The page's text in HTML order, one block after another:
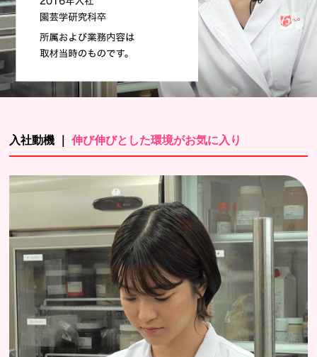
入社動機 ｜伸び伸びとした環境がお気に入り